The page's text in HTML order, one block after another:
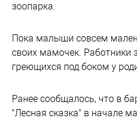
зоопарка.
Пока малыши совсем
своих мамочек. Работники
греющихся под боком у
Ранее сообщалось, что в
"Лесная сказка" в начале